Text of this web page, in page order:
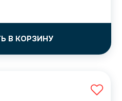
В КОРЗИНУ